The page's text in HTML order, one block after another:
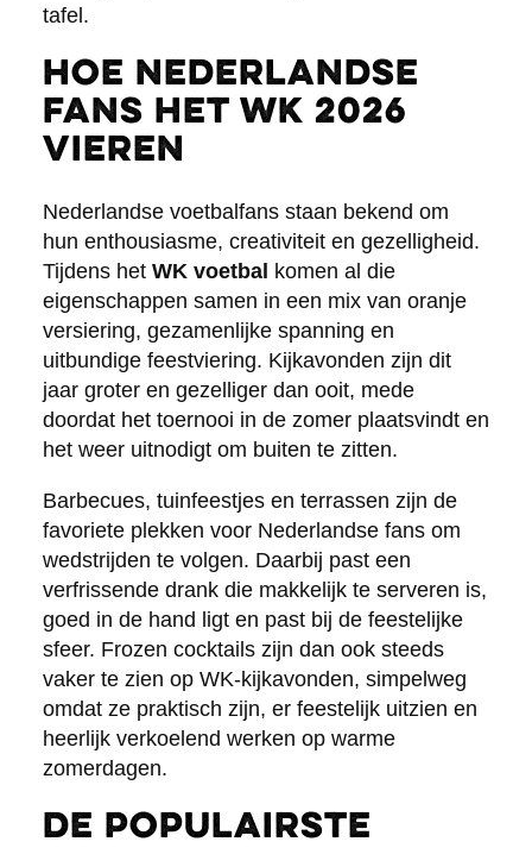
tafel.
Hoe Nederlandse
fans het WK 2026
vieren
Nederlandse voetbalfans staan bekend om
hun enthousiasme, creativiteit en gezelligheid.
Tijdens het WK voetbal komen al die
eigenschappen samen in een mix van oranje
versiering, gezamenlijke spanning en
uitbundige feestviering. Kijkavonden zijn dit
jaar groter en gezelliger dan ooit, mede
doordat het toernooi in de zomer plaatsvindt en
het weer uitnodigt om buiten te zitten.
Barbecues, tuinfeestjes en terrassen zijn de
favoriete plekken voor Nederlandse fans om
wedstrijden te volgen. Daarbij past een
verfrissende drank die makkelijk te serveren is,
goed in de hand ligt en past bij de feestelijke
sfeer. Frozen cocktails zijn dan ook steeds
vaker te zien op WK-kijkavonden, simpelweg
omdat ze praktisch zijn, er feestelijk uitzien en
heerlijk verkoelend werken op warme
zomerdagen.
De populairste